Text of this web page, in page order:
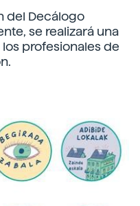
del Decálogo
se realizará una
profesionales de